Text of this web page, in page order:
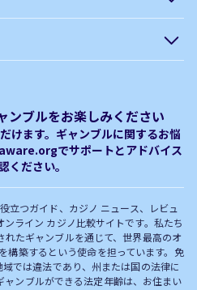
Plinko｜プリンコとは？
オンラインカジノボーナス
ンブルをお楽しみください
けます。ギャンブルに関するお悩
でサポートとアドバイス
ください。
立つガイド、カジノ ニュース、レビュ
ライン カジノ比較サイトです。私たち
たギャンブルを通じて、世界最高のオ
構築するという使命を担っています。免
では違法であり、州または国の法律に
ンブルができる法定年齢は、お住まい